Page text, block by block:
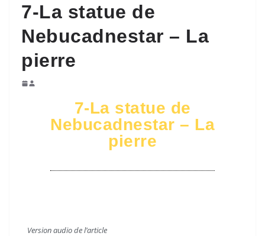
7-La statue de
Nebucadnestar – La
pierre
7-La statue de
Nebucadnestar – La
pierre
Version audio de l’article